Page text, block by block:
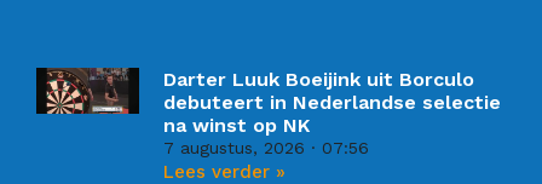
Darter Luuk Boeijink uit Borculo
debuteert in Nederlandse selectie
na winst op NK
7 augustus, 2026 07:56
Lees verder »